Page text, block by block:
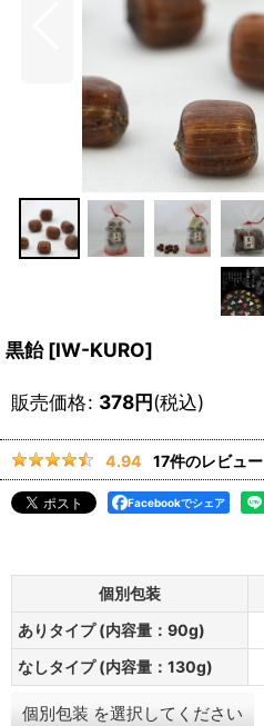
黒飴 [IW-KURO]
販売価格: 378円(税込)
4.94 17件のレビュー
Facebookでシェア
個別包装
ありタイプ (内容量：90g)
なしタイプ (内容量：130g)
個別包装 を選択してください